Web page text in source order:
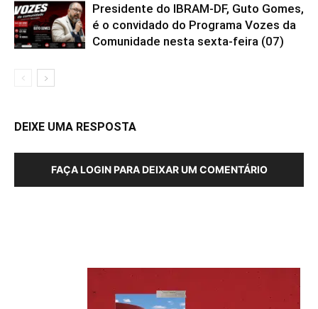
Presidente do IBRAM-DF, Guto Gomes,
é o convidado do Programa Vozes da
Comunidade nesta sexta-feira (07)
DEIXE UMA RESPOSTA
FAÇA LOGIN PARA DEIXAR UM COMENTÁRIO